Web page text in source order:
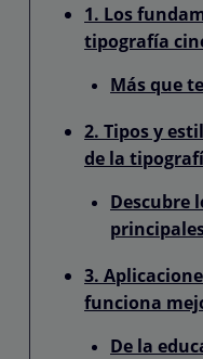
1. Los
tipografía
Más que
2. Tipos y
de la
Descubre
3.
funciona
De la